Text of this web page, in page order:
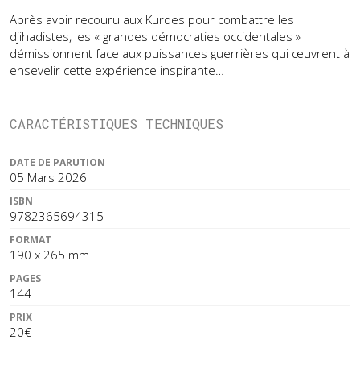
Après avoir recouru aux Kurdes pour combattre les
djihadistes, les « grandes démocraties occidentales »
démissionnent face aux puissances guerrières qui œuvrent à
ensevelir cette expérience inspirante…
CARACTÉRISTIQUES TECHNIQUES
DATE DE PARUTION
05 Mars 2026
ISBN
9782365694315
FORMAT
190 x 265 mm
PAGES
144
PRIX
20€